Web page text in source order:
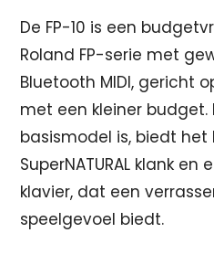
De FP-10 is een
Roland FP-serie met
Bluetooth MIDI, gericht
met een kleiner budget.
basismodel is, biedt het
SuperNATURAL klank
klavier, dat een
speelgevoel biedt.